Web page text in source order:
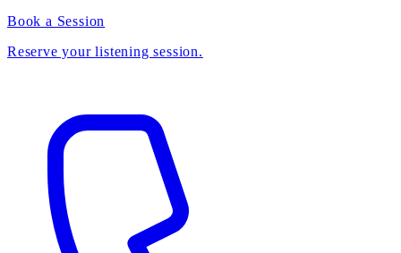
Book a Session
Reserve your listening session.